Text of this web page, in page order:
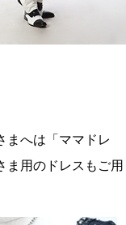
まへは「ママドレ
ま用のドレスもご用